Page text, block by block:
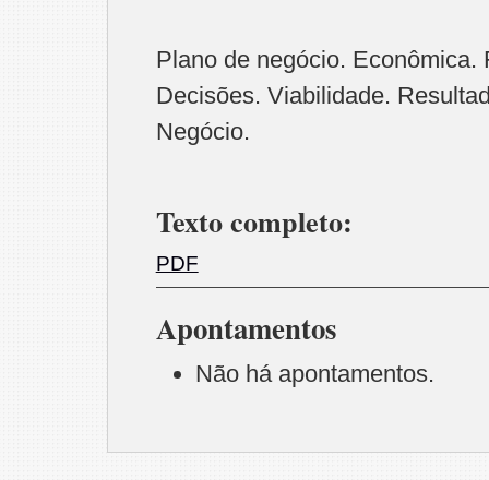
Plano de negócio. Econômica.
Decisões. Viabilidade.
Negócio.
Texto completo:
PDF
Apontamentos
Não há apontamentos.